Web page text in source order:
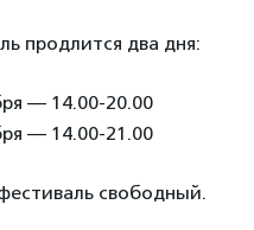
продлится два дня:
— 14.00-20.00
— 14.00-21.00
свободный.